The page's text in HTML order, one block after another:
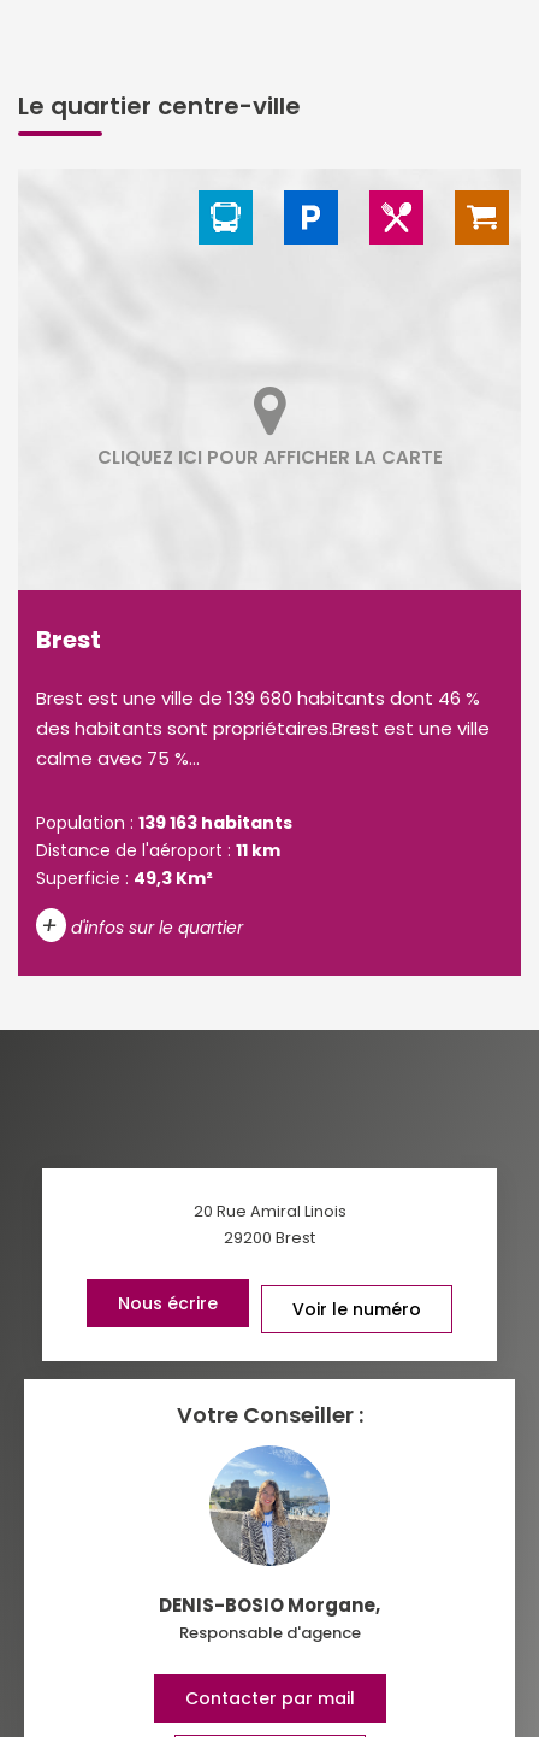
Le quartier centre-ville
Brest
Brest est une ville de 139 680 habitants dont 46 %
des habitants sont propriétaires.Brest est une ville
calme avec 75 %...
Population : 139 163 habitants
Distance de l'aéroport : 11 km
Superficie : 49,3 Km²
+ d'infos sur le quartier
VOITURE
RÉSULTATS DES LYCÉES ECOLES ET CRÈCHES
RESTAURANTS ET CAFÉS COMMERCES
20 Rue Amiral Linois
29200 Brest
Nous écrire Voir le numéro
Votre Conseiller :
DENIS-BOSIO Morgane,
Responsable d'agence
Contacter par mail